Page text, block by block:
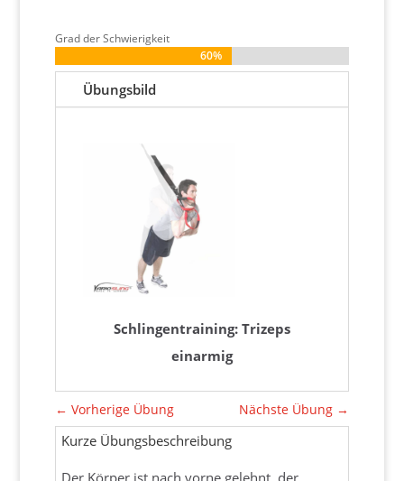
Grad der Schwierigkeit
60%
60%
Übungsbild
Schlingentraining: Trizeps
einarmig
← Vorherige Übung Nächste Übung →
Kurze Übungsbeschreibung